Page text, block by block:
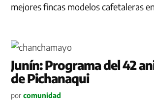
mejores fincas modelos cafetaleras
Junín: Programa del 42
de Pichanaqui
por comunidad